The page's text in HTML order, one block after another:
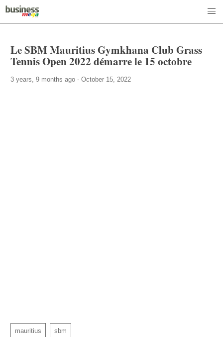
Le SBM Mauritius Gymkhana Club Grass
Tennis Open 2022 démarre le 15 octobre
3 years, 9 months ago - October 15, 2022
mauritius sbm